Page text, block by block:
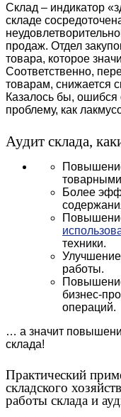
Склад – индикатор
складе
продаж. Отдел
товара, которое
Соответственно,
товарам, снижается
Казалось бы, ошибся
проблему, как
Аудит склада,
Более
техники.
работы.
бизнес-
операций.
… а значит
склада!
Практический
складского
работы склада и